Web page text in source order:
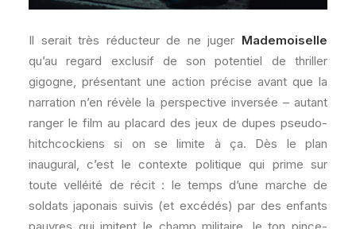
Il serait très réducteur de ne juger Mademoiselle
qu’au regard exclusif de son potentiel de thriller
gigogne, présentant une action précise avant que la
narration n’en révèle la perspective inversée – autant
ranger le film au placard des jeux de dupes pseudo-
hitchcockiens si on se limite à ça. Dès le plan
inaugural, c’est le contexte politique qui prime sur
toute velléité de récit : le temps d’une marche de
soldats japonais suivis (et excédés) par des enfants